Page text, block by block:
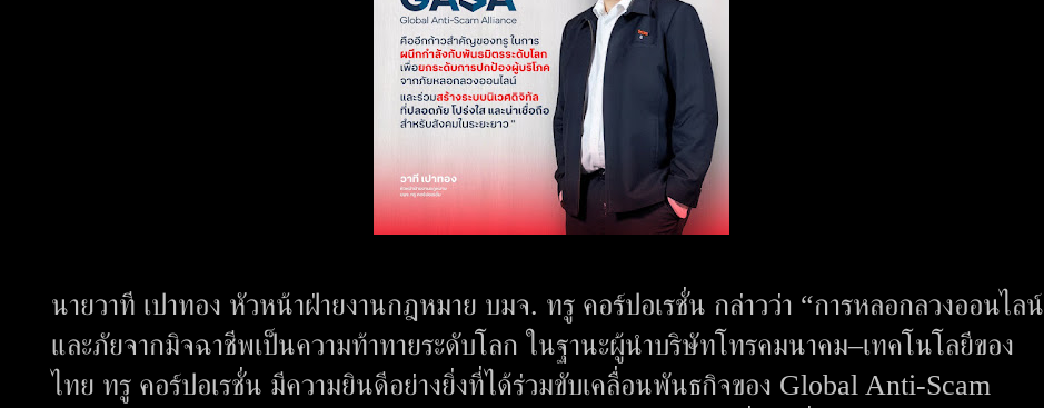
นายวาที เปาทอง หัวหน้าฝ่ายงานกฎหมาย บมจ. ทรู คอร์ปอเรชั่น กล่าวว่า “การหลอกลวงออนไลน์
และภัยจากมิจฉาชีพเป็นความท้าทายระดับโลก ในฐานะผู้นำบริษัทโทรคมนาคม–เทคโนโลยีของ
ไทย ทรู คอร์ปอเรชั่น มีความยินดีอย่างยิ่งที่ได้ร่วมขับเคลื่อนพันธกิจของ Global Anti-Scam